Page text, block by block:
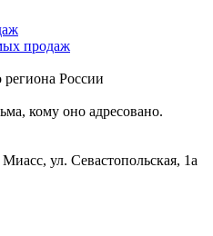
продаж
России
кому оно адресовано.
ул. Севастопольская, 1а